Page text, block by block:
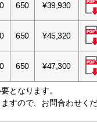
650 ¥39,930
650 ¥45,320
650 ¥47,300
となります。
すので、お問合わせく